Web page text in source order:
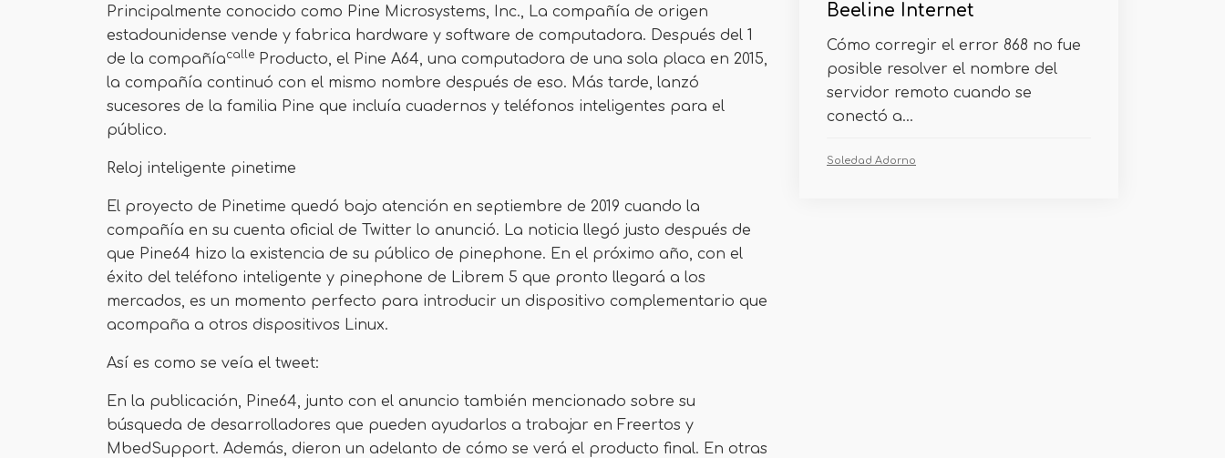
Principalmente conocido como Pine Microsystems, Inc., La compañía de origen
estadounidense vende y fabrica hardware y software de computadora. Después del 1
de la compañíacalle Producto, el Pine A64, una computadora de una sola placa en 2015,
la compañía continuó con el mismo nombre después de eso. Más tarde, lanzó
sucesores de la familia Pine que incluía cuadernos y teléfonos inteligentes para el
público.
Reloj inteligente pinetime
El proyecto de Pinetime quedó bajo atención en septiembre de 2019 cuando la
compañía en su cuenta oficial de Twitter lo anunció. La noticia llegó justo después de
que Pine64 hizo la existencia de su público de pinephone. En el próximo año, con el
éxito del teléfono inteligente y pinephone de Librem 5 que pronto llegará a los
mercados, es un momento perfecto para introducir un dispositivo complementario que
acompaña a otros dispositivos Linux.
Así es como se veía el tweet:
En la publicación, Pine64, junto con el anuncio también mencionado sobre su
búsqueda de desarrolladores que pueden ayudarlos a trabajar en Freertos y
MbedSupport. Además, dieron un adelanto de cómo se verá el producto final. En otras
Beeline Internet
Cómo corregir el error 868 no fue
posible resolver el nombre del
servidor remoto cuando se
conectó a...
Soledad Adorno